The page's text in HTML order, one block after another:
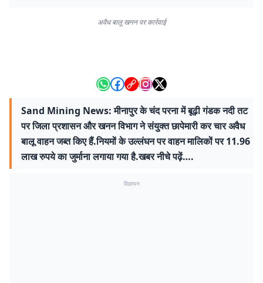
अवैध बालू खनन पर कार्रवाई
Sand Mining News: मीनापुर के चंद परना में बूढ़ी गंडक नदी तट
पर जिला प्रशासन और खनन विभाग ने संयुक्त छापेमारी कर चार अवैध
बालू वाहन जब्त किए हैं.नियमों के उल्लंघन पर वाहन मालिकों पर 11.96
लाख रुपये का जुर्माना लगाया गया है.खबर नीचे पढ़ें….
विज्ञापन